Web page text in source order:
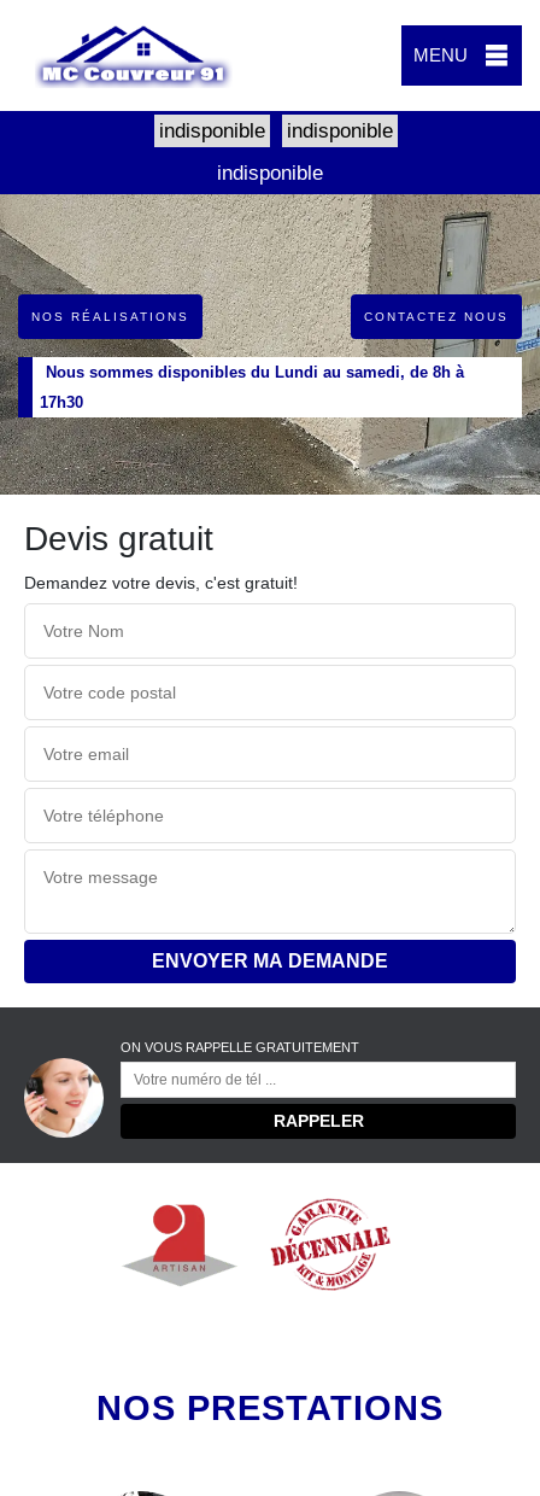
MENU
indisponible
indisponible
indisponible
NOS RÉALISATIONS CONTACTEZ NOUS
Nous sommes disponibles du Lundi au samedi, de 8h à
17h30
Devis gratuit
Demandez votre devis, c'est gratuit!
ON VOUS RAPPELLE GRATUITEMENT
NOS PRESTATIONS